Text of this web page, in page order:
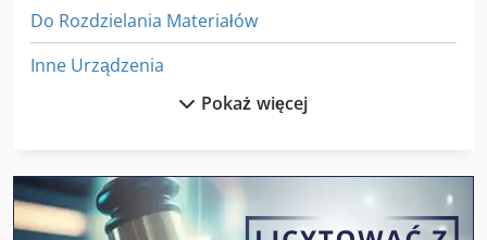
Do Rozdzielania Materiałów
Inne Urządzenia
Maszyna Do Czyszczenia Części
Maszyny Do Czyszczenia I Dezynfekcji
Pokaż więcej